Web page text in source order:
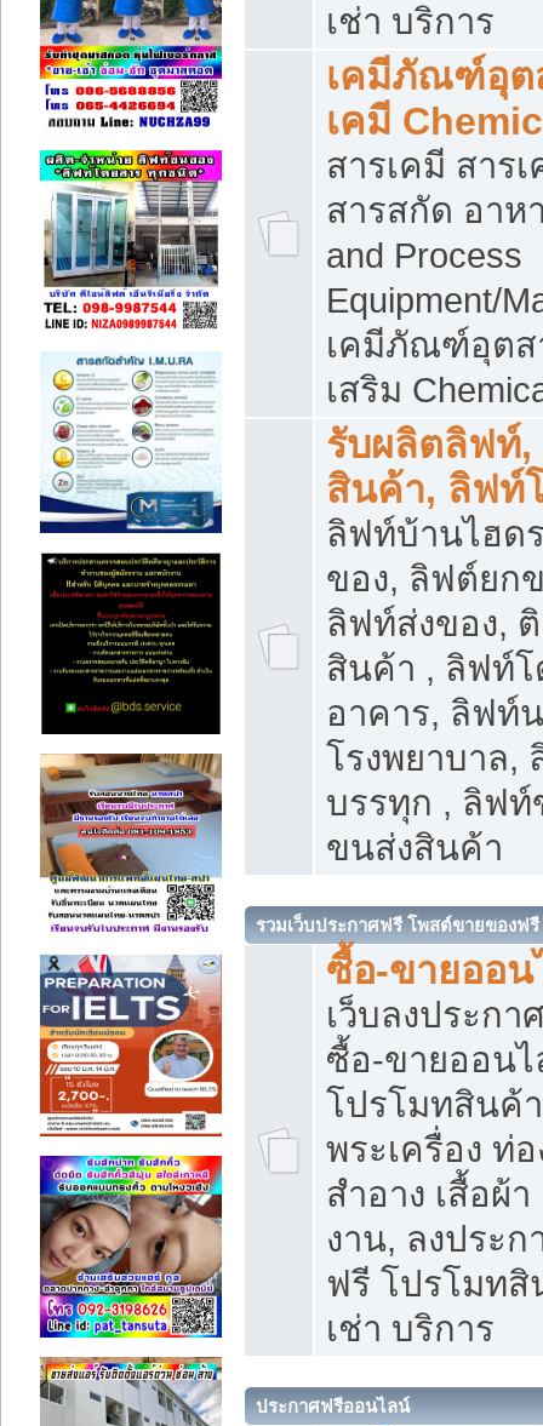
เช่า บริการ
เคมีภัณฑ์อุต
เคมี
สารเคมี สาร
สารสกัด อาห
and Process
Equipment/
เคมีภัณฑ์อุตส
เสริม
รับผลิตลิฟท์
สินค้า, ลิฟท์
ลิฟท์บ้านไฮด
ของ, ลิฟต์ยก
ลิฟท์ส่งของ,
สินค้า , ลิฟท์
อาคาร, ลิฟท์
โรงพยาบาล,
บรรทุก , ลิฟ
ขนส่งสินค้า
รวมเว็บประกาศฟรี โพสต์ขายของฟรี
ซื้อ-ขายออน
เว็บลงประก
ซื้อ-ขายออน
โปรโมทสินค้
พระเครื่อง ท่อ
สำอาง เสื้อผ้
งาน, ลงประ
ฟรี โปรโมท
เช่า บริการ
ประกาศฟรีออนไลน์